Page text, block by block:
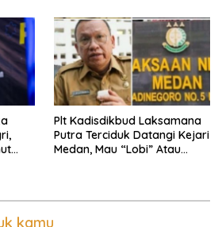
Plt Kadisdikbud Laksamana
Putra Terciduk Datangi Kejari
Medan, Mau “Lobi” Atau
kamu